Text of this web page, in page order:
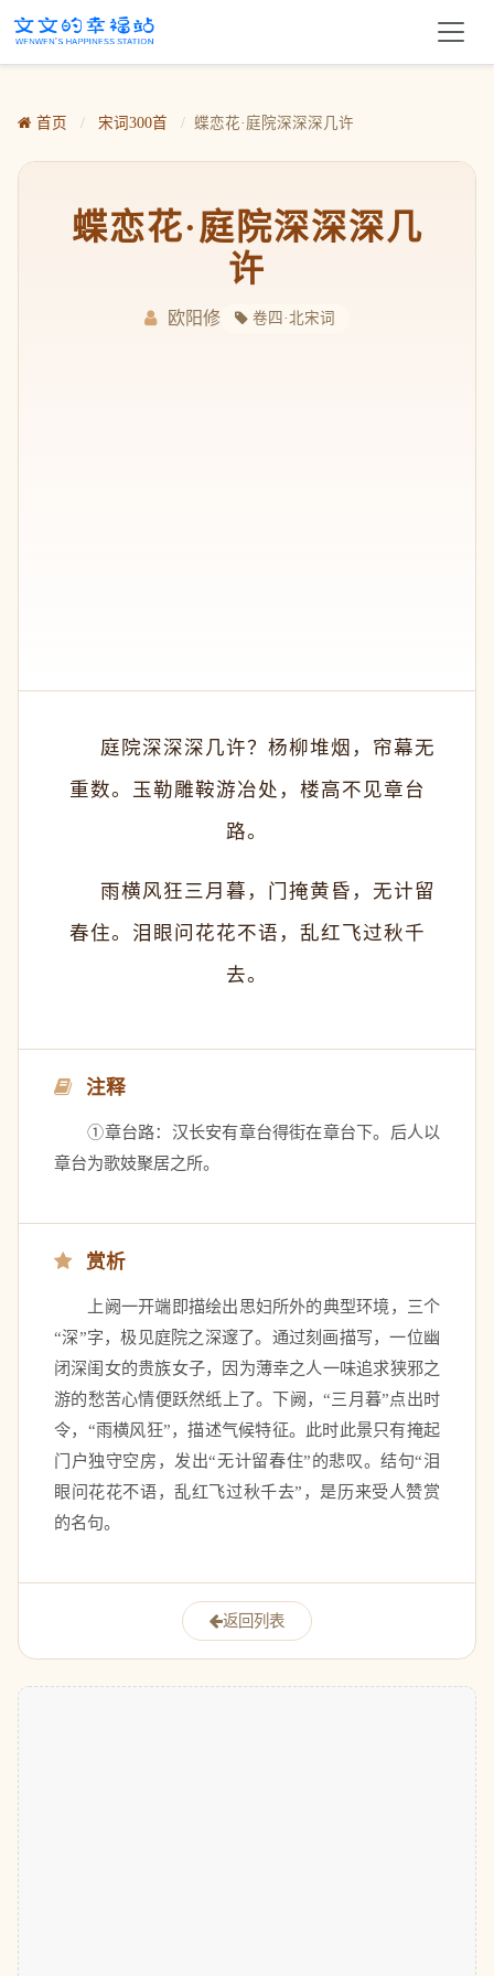
首页 / 宋词300首 / 蝶恋花·庭院深深深几许
蝶恋花·庭院深深深几
许
欧阳修 卷四·北宋词
庭院深深深几许？杨柳堆烟，帘幕无
重数。玉勒雕鞍游冶处，楼高不见章台
路。
雨横风狂三月暮，门掩黄昏，无计留
春住。泪眼问花花不语，乱红飞过秋千
去。
注释
①章台路：汉长安有章台得街在章台下。后人以
章台为歌妓聚居之所。
赏析
上阙一开端即描绘出思妇所外的典型环境，三个
“深”字，极见庭院之深邃了。通过刻画描写，一位幽
闭深闺女的贵族女子，因为薄幸之人一味追求狭邪之
游的愁苦心情便跃然纸上了。下阙，“三月暮”点出时
令，“雨横风狂”，描述气候特征。此时此景只有掩起
门户独守空房，发出“无计留春住”的悲叹。结句“泪
眼问花花不语，乱红飞过秋千去”，是历来受人赞赏
的名句。
返回列表